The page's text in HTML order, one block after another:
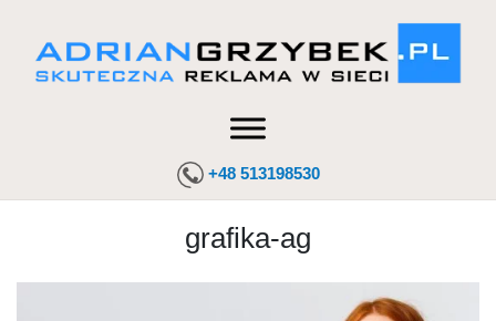
+48 513198530
grafika-ag